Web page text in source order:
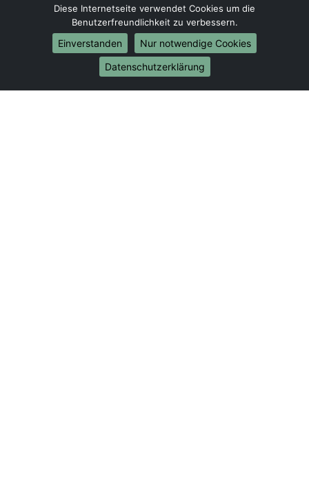
Umzug von Osnabrück nach Bielefeld
Umzug von Osnabrück nach Bonn
Umzug von Osnabrück nach Münster
Internationale-Umzüge
Umzug von Osnabrück nach Brasilien
Diese Internetseite verwendet Cookies um die
Benutzerfreundlichkeit zu verbessern.
Einverstanden
Nur notwendige Cookies
Datenschutzerklärung